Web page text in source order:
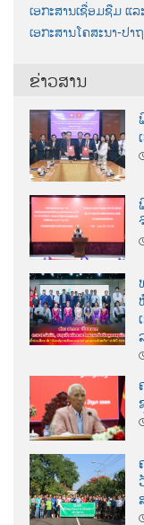
ເອກະສານເຊື່ອມຊືມ ແລ
ເອກະສານໂຄສະນາ-ປາ
ຂ່າວສານ